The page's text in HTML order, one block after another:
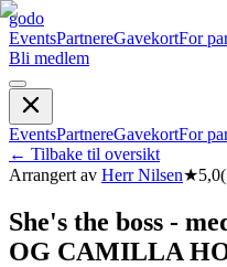
godo
EventsPartnereGavekortFor
Bli medlem
EventsPartnereGavekortFor
← Tilbake til oversikt
Arrangert av Herr Nilsen★5,0(
She's the boss -
OG CAMILLA